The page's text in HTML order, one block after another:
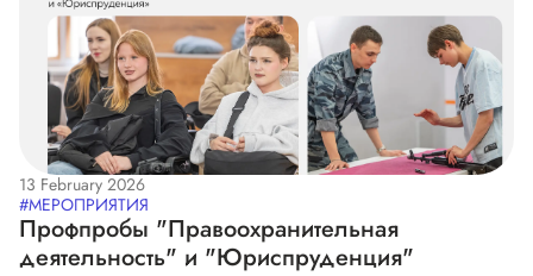
13 February 2026
#МЕРОПРИЯТИЯ
Профпробы "Правоохранительная
деятельность" и "Юриспруденция"